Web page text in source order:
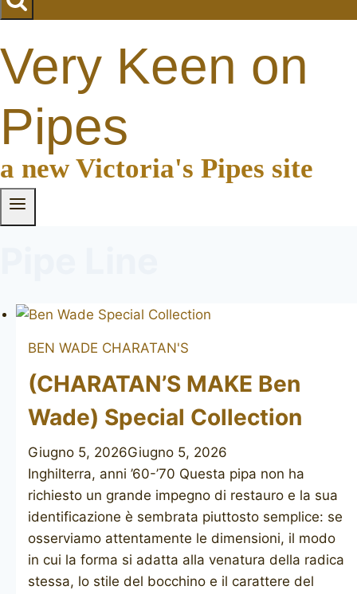
Very Keen on
Pipes
a new Victoria's Pipes site
BEN WADE CHARATAN'S
(CHARATAN’S MAKE Ben
Wade) Special Collection
Giugno 5, 2026Giugno 5, 2026
Inghilterra, anni ’60-’70 Questa pipa non ha
richiesto un grande impegno di restauro e la sua
identificazione è sembrata piuttosto semplice: se
osserviamo attentamente le dimensioni, il modo
in cui la forma si adatta alla venatura della radica
stessa, lo stile del bocchino e il carattere del